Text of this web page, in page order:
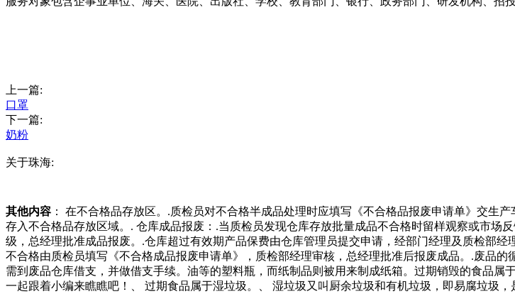
上一篇:
口罩
下一篇:
奶粉
关于珠海:
其他内容 ： 在不合格品存放区。.质检员对不合格半成品处理时应填写《不合格品报废申请单》交生
存入不合格品存放区域。. 仓库成品报废：.当质检员发现仓库存放批量成品不合格时留样观察或市
级，总经理批准成品报废。.仓库超过有效期产品保费由仓库管理员提交申请，经部门经理及质检部
不合格由质检员填写《不合格成品报废申请单》，质检部经理审核，总经理批准后报废成品。.废品
需到废品仓库借支，并做借支手续。油等的塑料瓶，而纸制品则被用来制成纸箱。过期销毁的食品
一起跟着小编来瞧瞧吧！、 过期食品属于湿垃圾。、 湿垃圾又叫厨余垃圾和有机垃圾，即易腐垃圾